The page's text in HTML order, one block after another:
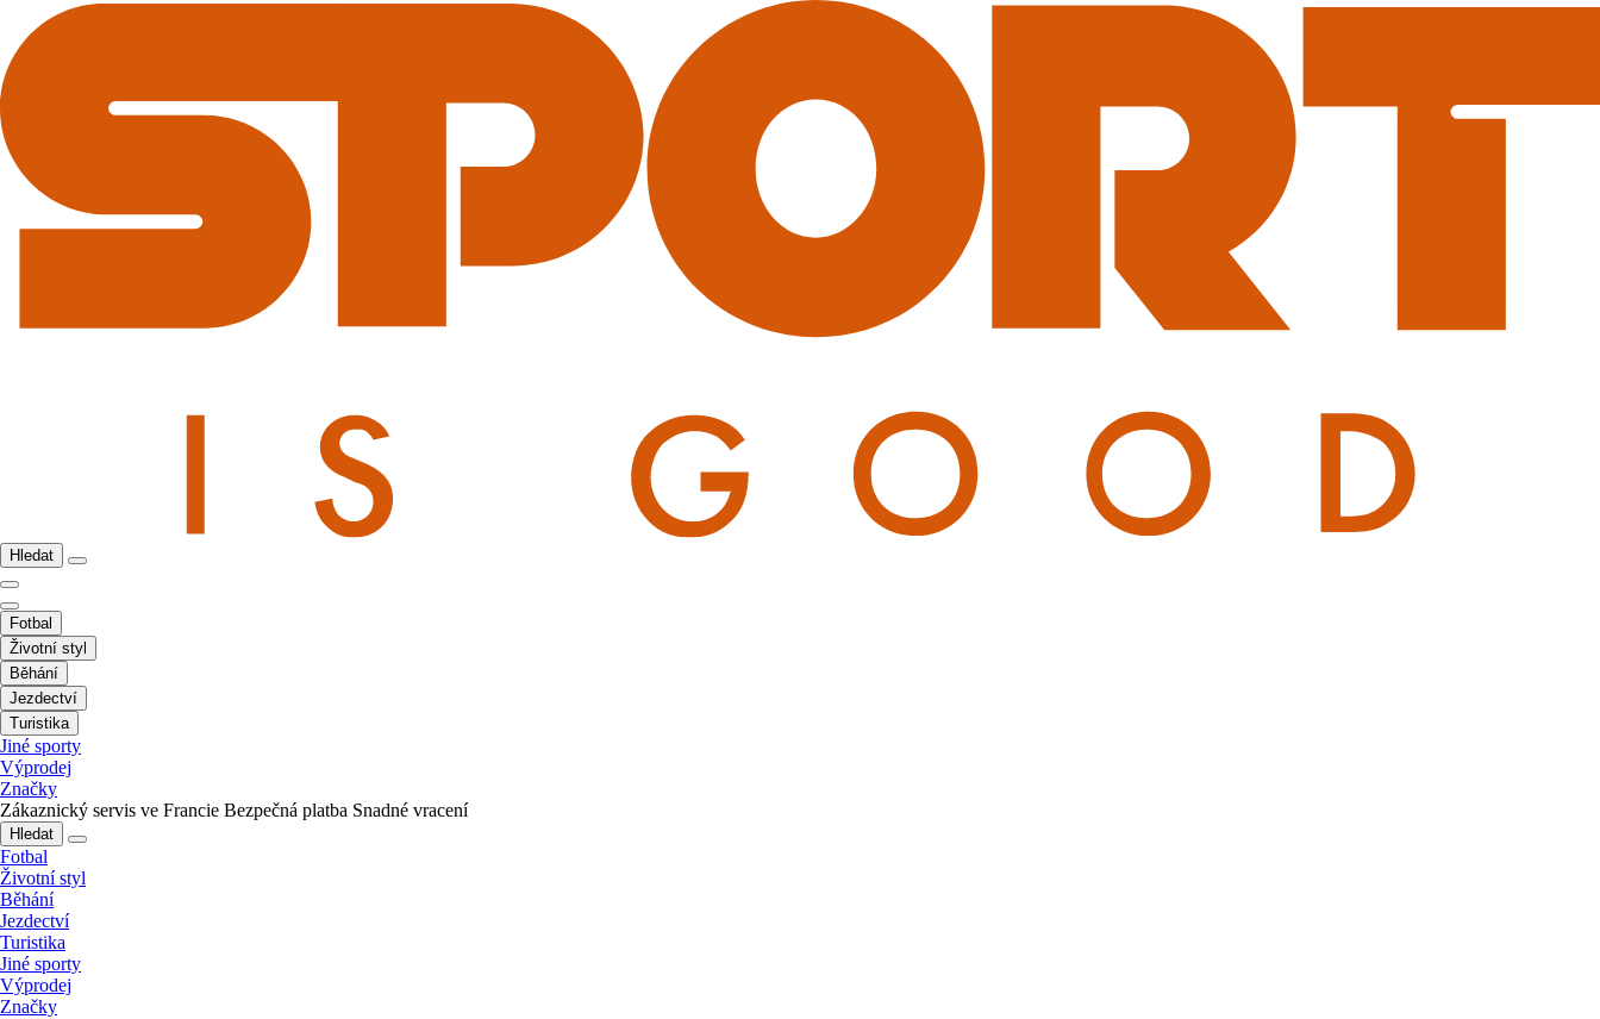
Hledat
Fotbal
Životní styl
Běhání
Jezdectví
Turistika
Jiné sporty
Výprodej
Značky
Zákaznický servis ve Francie Bezpečná platba Snadné vracení
Hledat
Fotbal
Životní styl
Běhání
Jezdectví
Turistika
Jiné sporty
Výprodej
Značky